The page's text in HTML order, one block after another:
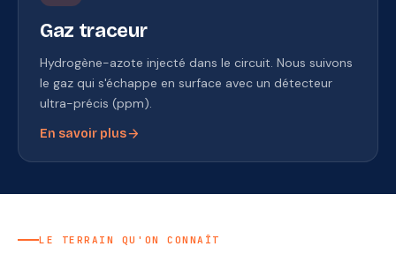
Gaz traceur
Hydrogène-azote injecté dans le circuit. Nous suivons
le gaz qui s'échappe en surface avec un détecteur
ultra-précis (ppm).
En savoir plusarrow_forward
LE TERRAIN QU'ON CONNAÎT